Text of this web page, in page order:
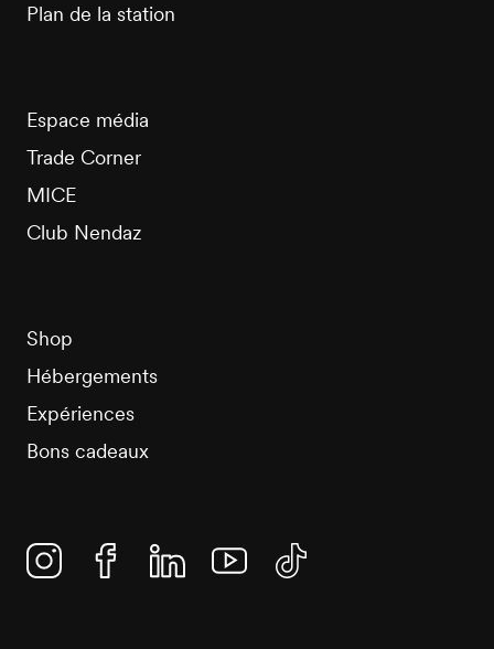
Plan de la station
Espace média
Trade Corner
MICE
Club Nendaz
Shop
Hébergements
Expériences
Bons cadeaux